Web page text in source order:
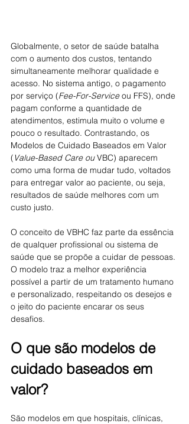
Globalmente, o setor de saúde batalha
com o aumento dos custos, tentando
simultaneamente melhorar qualidade e
acesso. No sistema antigo, o pagamento
por serviço (Fee-For-Service ou FFS), onde
pagam conforme a quantidade de
atendimentos, estimula muito o volume e
pouco o resultado. Contrastando, os
Modelos de Cuidado Baseados em Valor
(Value-Based Care ou VBC) aparecem
como uma forma de mudar tudo, voltados
para entregar valor ao paciente, ou seja,
resultados de saúde melhores com um
custo justo.
O conceito de VBHC faz parte da essência
de qualquer profissional ou sistema de
saúde que se propõe a cuidar de pessoas.
O modelo traz a melhor experiência
possível a partir de um tratamento humano
e personalizado, respeitando os desejos e
o jeito do paciente encarar os seus
desafios.
O que são modelos de
cuidado baseados em
valor?
São modelos em que hospitais, clínicas,